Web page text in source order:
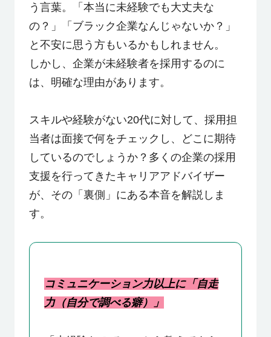
う言葉。「本当に未経験でも大丈夫な
の？」「ブラック企業なんじゃないか？」
と不安に思う方もいるかもしれません。
しかし、企業が未経験者を採用するのに
は、明確な理由があります。
スキルや経験がない20代に対して、採用担
当者は面接で何をチェックし、どこに期待
しているのでしょうか？多くの企業の採用
支援を行ってきたキャリアアドバイザー
が、その「裏側」にある本音を解説しま
す。
コミュニケーション力以上に「自走
力（自分で調べる癖）」